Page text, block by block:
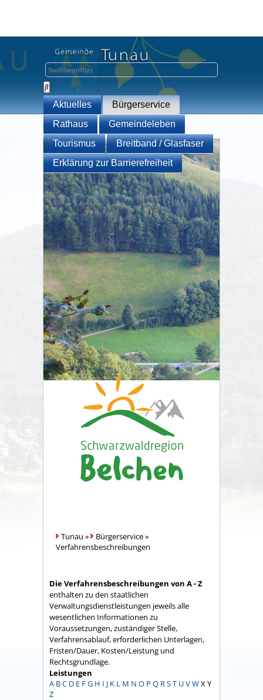
Aktuelles
Bürgerservice
Rathaus
Gemeindeleben
Tourismus
Breitband / Glasfaser
Erklärung zur Barrierefreiheit
Tunau » Bürgerservice»
Verfahrensbeschreibungen
Die Verfahrensbeschreibungen von A - Z
enthalten zu den staatlichen
Verwaltungsdienstleistungen jeweils alle
wesentlichen Informationen zu
Voraussetzungen, zuständiger Stelle,
Verfahrensablauf, erforderlichen Unterlagen,
Fristen/Dauer, Kosten/Leistung und
Rechtsgrundlage.
Leistungen
A BC D E FG H I J K L M N O P Q RST UVWX Y
Z